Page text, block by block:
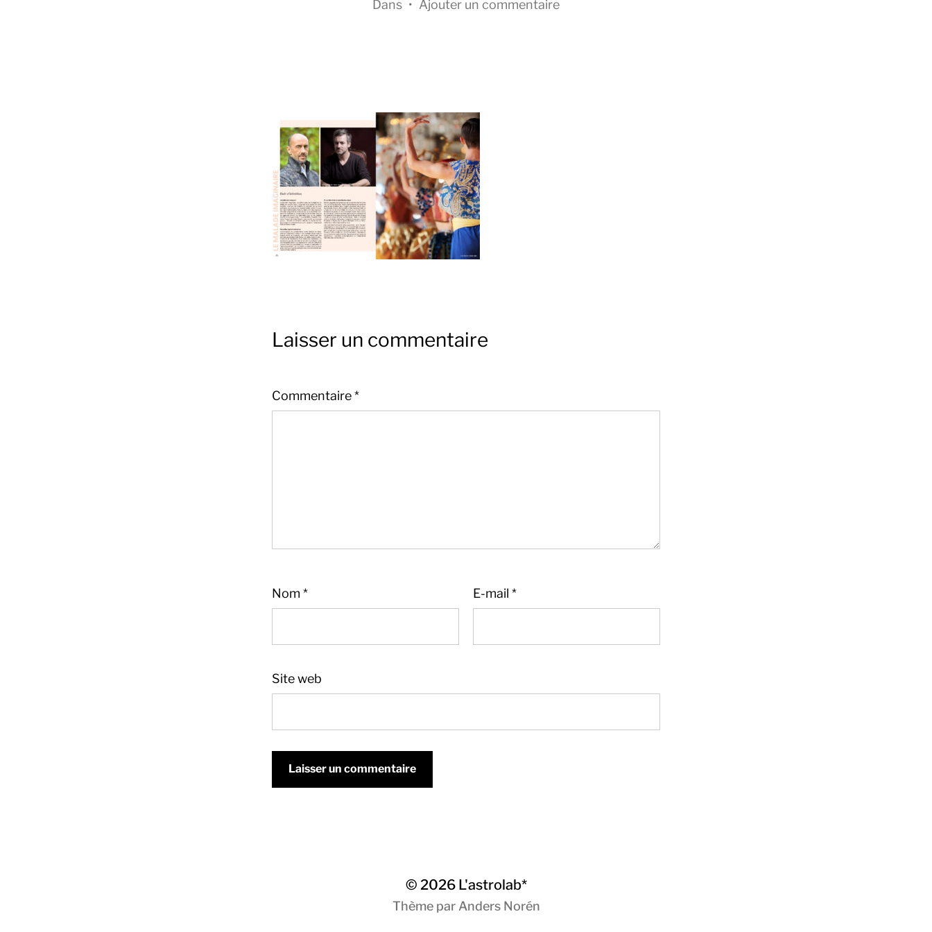
Dans • Ajouter un commentaire
Laisser un commentaire
Commentaire*
Nom * E-mail *
Site web
© 2026 L'astrolab*
Thème par Anders Norén